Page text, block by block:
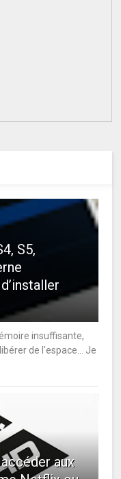
S5,
insuffisante,
de l'espace... Je
aux